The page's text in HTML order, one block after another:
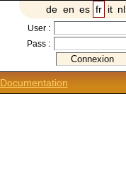
Documentation
de en es fr it nl
User :
Pass :